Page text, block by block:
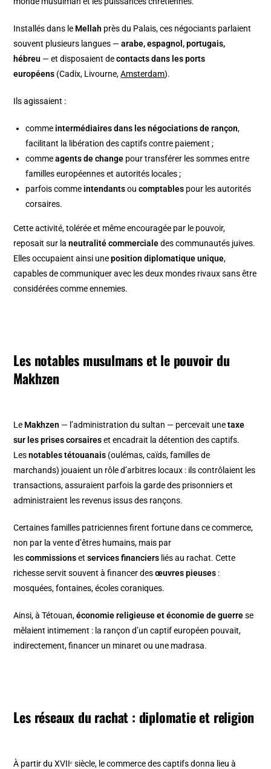
Installés dans le Mellah près du Palais, ces négociants parlaient
souvent plusieurs langues —arabe, espagnol, portugais,
hébreu — et disposaient decontacts dans les ports
européens (Cadix, Livourne,Amsterdam).
Ils agissaient :
comme intermédiaires dans les négociations de rançon,
facilitant la libération des captifs contre paiement ;
commeagents de change pour transférer les sommes entre
familles européennes et autorités locales ;
parfois comme intendantsoucomptables pour les autorités
corsaires.
Cette activité, tolérée et même encouragée par le pouvoir,
reposait sur laneutralité commercialedes communautés juives.
Elles occupaient ainsi uneposition diplomatique unique,
capables de communiquer avec les deux mondes rivaux sans être
considérées comme ennemies.
Les notables musulmans et le pouvoir du
Makhzen
Le Makhzen — l’administration du sultan — percevait unetaxe
sur les prises corsaireset encadrait la détention des captifs.
Lesnotables tétouanais (oulémas, caïds, familles de
marchands) jouaient un rôle d’arbitres locaux : ils contrôlaient les
transactions, assuraient parfois la garde des prisonniers et
administraient les revenus issus des rançons.
Certaines familles patriciennes firent fortune dans ce commerce,
non par la vente d’êtres humains, mais par
lescommissionsetservices financiers liés au rachat. Cette
richesse servit souvent à financer desœuvres pieuses :
mosquées, fontaines, écoles coraniques.
Ainsi, à Tétouan,économie religieuse et économie de guerrese
mêlaient intimement : la rançon d’un captif européen pouvait,
indirectement, financer un minaret ou une madrasa.
Les réseaux du rachat : diplomatie et religion
À partir du XVIIᵉ siècle, le commerce des captifs donna lieu à